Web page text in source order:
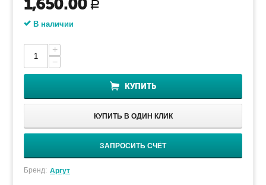
Р
В наличии
+
−
КУПИТЬ
КУПИТЬ В ОДИН КЛИК
ЗАПРОСИТЬ СЧЁТ
Бренд: Аргут